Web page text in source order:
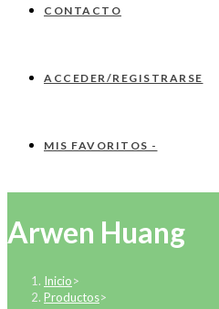
CONTACTO
ACCEDER/REGISTRARSE
MIS FAVORITOS -
Arwen Huang
Inicio>
Productos>